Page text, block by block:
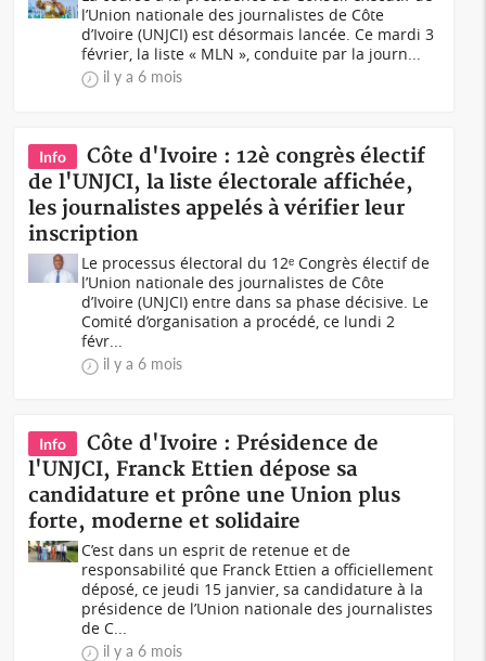
l’Union nationale des journalistes de Côte
d’Ivoire (UNJCI) est désormais lancée. Ce mardi 3
février, la liste « MLN », conduite par la journ...
il y a 6 mois
Info
Côte d'Ivoire : 12è congrès électif
de l'UNJCI, la liste électorale affichée,
les journalistes appelés à vérifier leur
inscription
Le processus électoral du 12ᵉ Congrès électif de
l’Union nationale des journalistes de Côte
d’Ivoire (UNJCI) entre dans sa phase décisive. Le
Comité d’organisation a procédé, ce lundi 2
févr...
il y a 6 mois
Info
Côte d'Ivoire : Présidence de
l'UNJCI, Franck Ettien dépose sa
candidature et prône une Union plus
forte, moderne et solidaire
C’est dans un esprit de retenue et de
responsabilité que Franck Ettien a officiellement
déposé, ce jeudi 15 janvier, sa candidature à la
présidence de l’Union nationale des journalistes
de C...
il y a 6 mois